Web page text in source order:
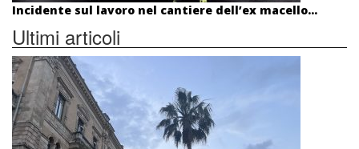
Incidente sul lavoro nel cantiere dell’ex macello...
Ultimi articoli